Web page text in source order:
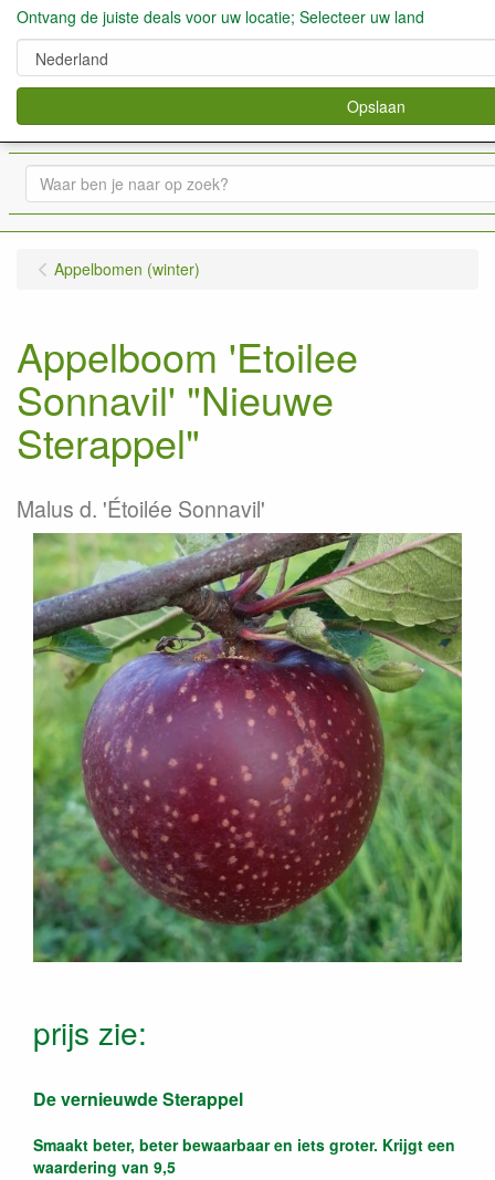
verkoop fruitbomen, bessen,aardbeien enz. 0
Appelbomen (winter)
Appelboom 'Etoilee
Sonnavil' "Nieuwe
Sterappel"
Malus d. 'Étoilée Sonnavil'
prijs zie:
De vernieuwde Sterappel
Smaakt beter, beter bewaarbaar en iets groter. Krijgt een
waardering van 9,5
Ontvang de juiste deals voor uw locatie; Selecteer uw land
Opslaan